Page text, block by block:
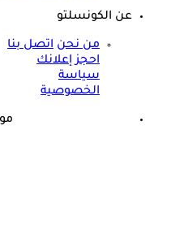
عن الكونسلتو
من نحن اتصل بنا
احجز إعلانك
سياسة
الخصوصية